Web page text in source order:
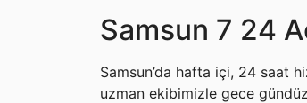
Samsun 7 24
Samsun’da hafta içi, 24 saat
uzman ekibimizle gece